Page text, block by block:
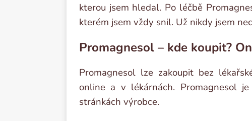
kterou jsem hledal. Po léčbě
kterém jsem vždy snil. Už nikdy jsem
Promagnesol – kde koupit?
Promagnesol lze zakoupit bez
online a v lékárnách. Promagnesol
stránkách výrobce.